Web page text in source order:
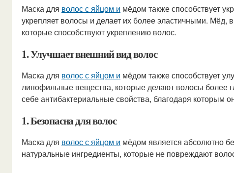
Маска для волос с яйцом и мёдом также способствует
укрепляет волосы и делает их более эластичными.
которые способствуют укреплению волос.
1. Улучшает внешний вид волос
Маска для волос с яйцом и мёдом также способствует
липофильные вещества, которые делают волосы более
себе антибактериальные свойства, благодаря которым
1. Безопасна для волос
Маска для волос с яйцом и мёдом является абсолютно
натуральные ингредиенты, которые не повреждают